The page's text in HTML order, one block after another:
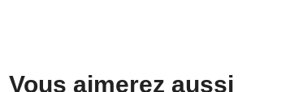
Vous aimerez aussi